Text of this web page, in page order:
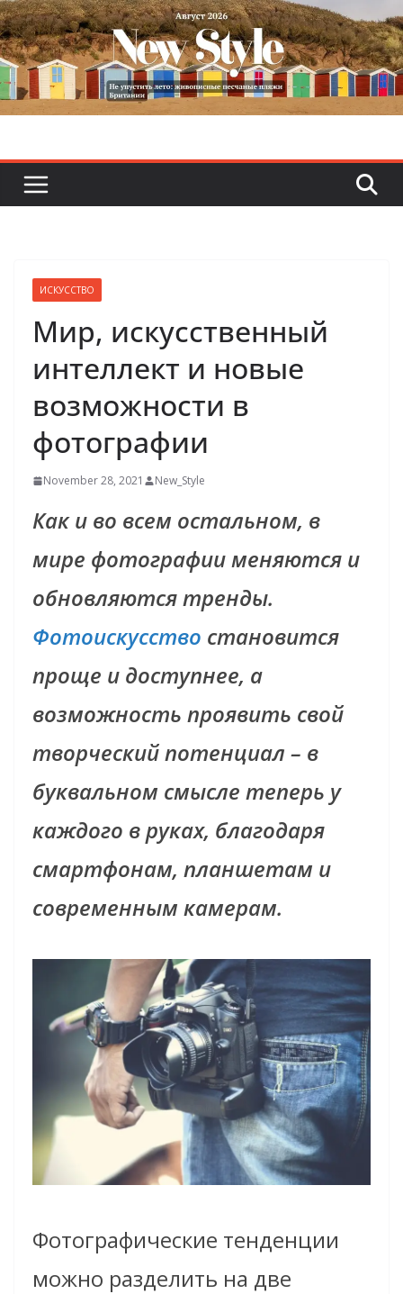
Skip
to
content
ИСКУССТВО
Мир, искусственный
интеллект и новые
возможности в
фотографии
November 28, 2021 New_Style
Как и во всем остальном, в
мире фотографии меняются и
обновляются тренды.
Фотоискусство становится
проще и доступнее, а
возможность проявить свой
творческий потенциал – в
буквальном смысле теперь у
каждого в руках, благодаря
смартфонам, планшетам и
современным камерам.
Фотографические тенденции
можно разделить на две